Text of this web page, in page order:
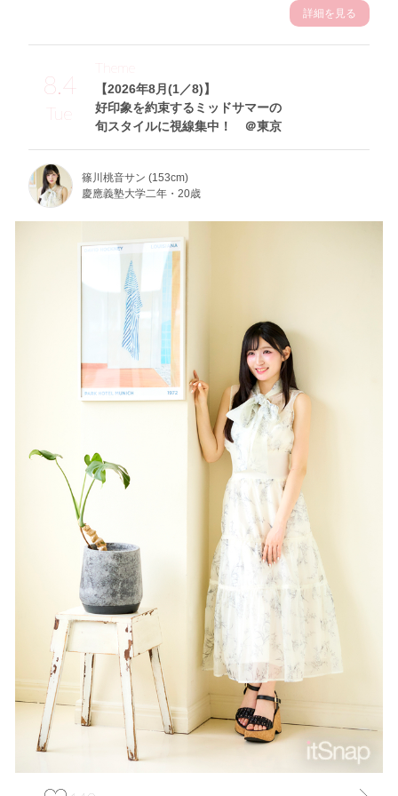
詳細を見る
8.4
Tue
【2026年8月(1／8)】
好印象を約束するミッドサマーの
旬スタイルに視線集中！ ＠東京
Theme
篠川桃音サン (153cm)
慶應義塾大学二年・20歳